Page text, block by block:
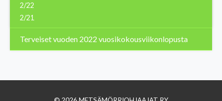
2/22
2/21
Terveiset vuoden 2022 vuosikokousviikonlopusta